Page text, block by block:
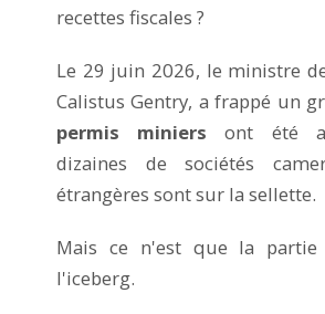
recettes fiscales ?
Le 29 juin 2026, le ministre
Calistus Gentry, a frappé un
permis miniers ont été
dizaines de sociétés
étrangères sont sur la sellette.
Mais ce n'est que la partie
l'iceberg.